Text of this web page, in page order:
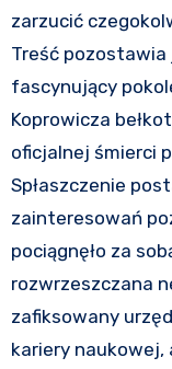
zarzucić
Treść pozostawia
fascynujący
Koprowicza
oficjalnej śmierci
Spłaszczenie
zainteresowań
pociągnęło za
rozwrzeszczana
zafiksowany
kariery